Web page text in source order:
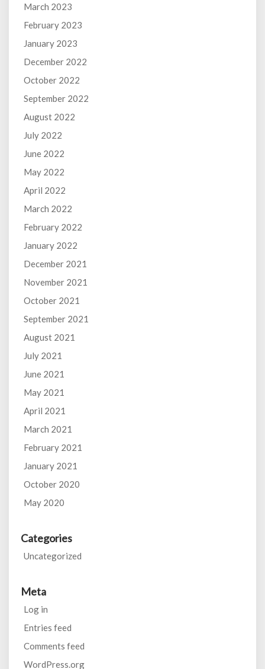
March 2023
February 2023
January 2023
December 2022
October 2022
September 2022
August 2022
July 2022
June 2022
May 2022
April 2022
March 2022
February 2022
January 2022
December 2021
November 2021
October 2021
September 2021
August 2021
July 2021
June 2021
May 2021
April 2021
March 2021
February 2021
January 2021
October 2020
May 2020
Categories
Uncategorized
Meta
Log in
Entries feed
Comments feed
WordPress.org